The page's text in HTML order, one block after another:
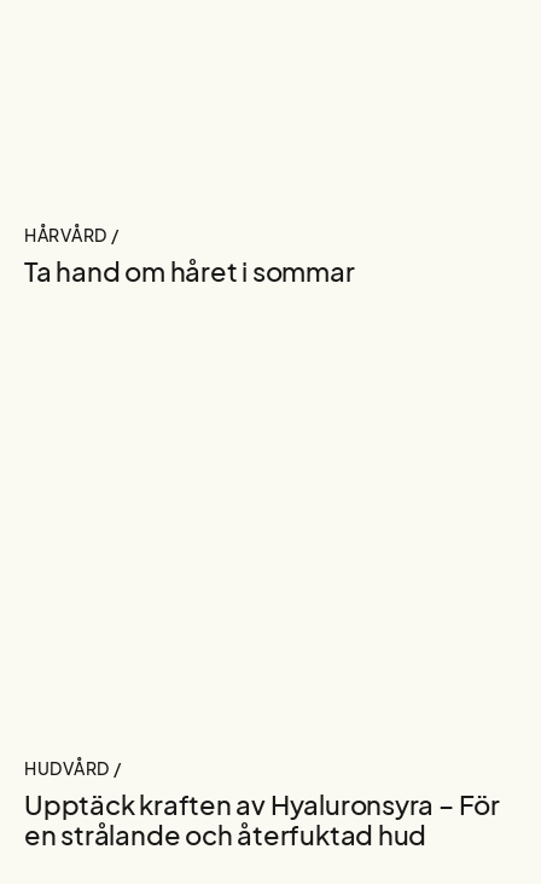
HÅRVÅRD /
Ta hand om håret i sommar
HUDVÅRD /
Upptäck kraften av Hyaluronsyra – För
en strålande och återfuktad hud